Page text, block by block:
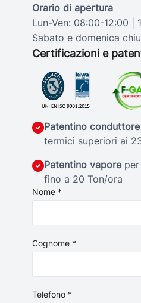
Orario di apertura
Lun-Ven: 08:00-12:00 |
Sabato e domenica
Certificazioni e
Patentino conduttore
termici superiori ai
Patentino vaporeper
fino a 20 Ton/ora
Nome *
Cognome *
Telefono *